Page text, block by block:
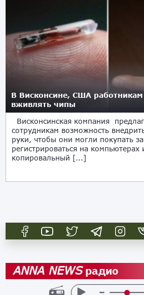
В Висконсине, США
вживлять чипы
Висконсинская компания
сотрудникам возможность
руки, чтобы они могли покупать
регистрироваться на компьютерах
копировальный [...]
ANNA NEWSрадио